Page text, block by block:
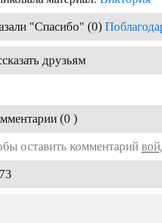
"Спасибо" (0)
друзьям
(0 )
оставить комментарий